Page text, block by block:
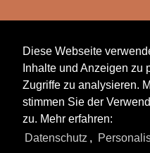
Alle Fotos aus
Diese Webseite
Inhalte und Anzeigen zu
Zugriffe zu analysieren.
stimmen Sie der
zu. Mehr erfahren:
Datenschutz ,